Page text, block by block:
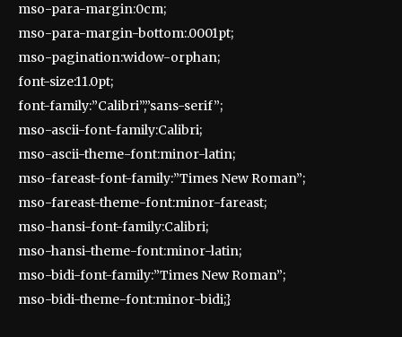
mso-para-margin:0cm;
mso-para-margin-bottom:.0001pt;
mso-pagination:widow-orphan;
font-size:11.0pt;
font-family:”Calibri”,”sans-serif”;
mso-ascii-font-family:Calibri;
mso-ascii-theme-font:minor-latin;
mso-fareast-font-family:”Times New Roman”;
mso-fareast-theme-font:minor-fareast;
mso-hansi-font-family:Calibri;
mso-hansi-theme-font:minor-latin;
mso-bidi-font-family:”Times New Roman”;
mso-bidi-theme-font:minor-bidi;}